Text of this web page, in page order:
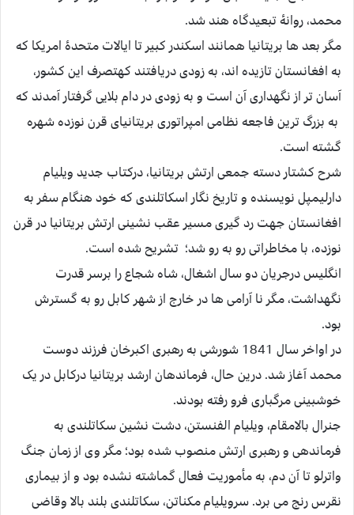
محمد، روانۀ تبعیدگاه هند شد.
مگر بعد ها بریتانیا همانند اسکندر کبیر تا ایالات متحدۀ امریکا که
به افغانستان تازیده اند، به زودی دریافتند کهتصرف این کشور،
آسان تر از نگهداری آن است و به زودی در دام بلایی گرفتار آمدند که
به بزرگ ترین فاجعه نظامی امپراتوری بریتانیای قرن نوزده شهره
گشته است.
شرح کشتار دسته جمعی ارتش بریتانیا، درکتاب جدید ویلیام
دارلیمپل نویسنده و تاریخ نگار اسکاتلندی که خود هنگام سفر به
افغانستان جهت رد گیری مسیر عقب نشینی ارتش بریتانیا در قرن
نوزده، با مخاطراتی رو به رو شد؛ تشریح شده است.
انگلیس درجریان دو سال اشغال، شاه شجاع را برسر قدرت
نگهداشت، مگر نا آرامی ها در خارج از شهر کابل رو به گسترش
بود.
در اواخر سال 1841 شورشی به رهبری اکبرخان فرزند دوست
محمد آغاز شد. درین حال، فرماندهان ارشد بریتانیا درکابل در یک
خوشبینی مرگباری فرو رفته بودند.
جنرال بالامقام، ویلیام الفنستن، دشت نشین سکاتلندی به
فرماندهی و رهبری ارتش منصوب شده بود؛ مگر وی از زمان جنگ
واترلو تا آن دم، به مأموریت فعال گماشته نشده بود و از بیماری
نقرس رنج می برد. سرویلیام مکناتن، سکاتلندی بلند بالا وقاضی